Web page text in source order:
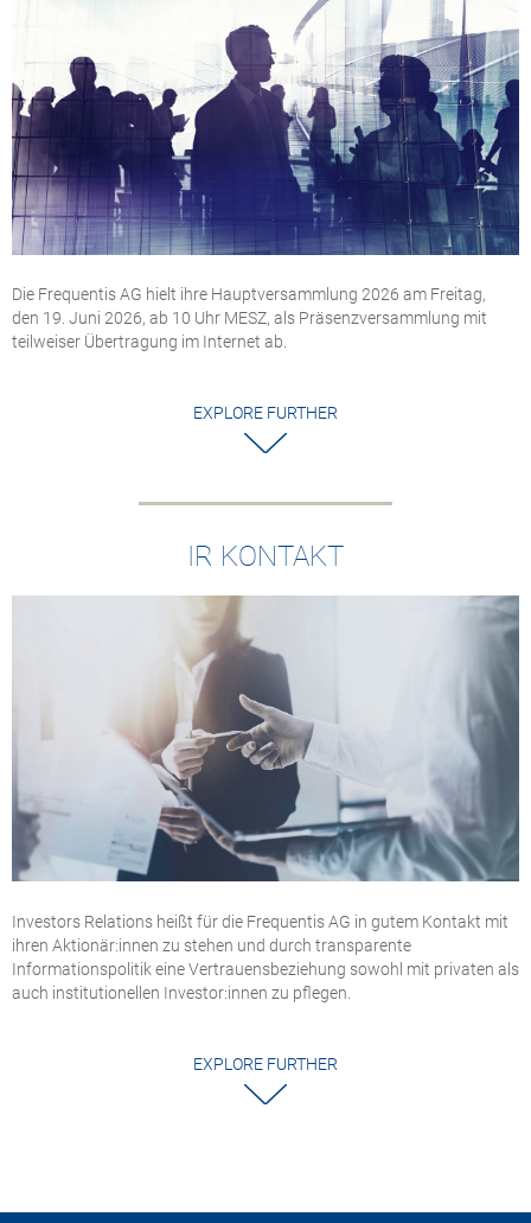
Die Frequentis AG hielt ihre Hauptversammlung 2026 am Freitag,
den 19. Juni 2026, ab 10 Uhr MESZ, als Präsenzversammlung mit
teilweiser Übertragung im Internet ab.
EXPLORE FURTHER
IR KONTAKT
Investors Relations heißt für die Frequentis AG in gutem Kontakt mit
ihren Aktionär:innen zu stehen und durch transparente
Informationspolitik eine Vertrauensbeziehung sowohl mit privaten als
auch institutionellen Investor:innen zu pflegen.
EXPLORE FURTHER